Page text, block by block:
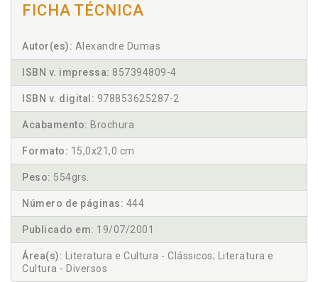
FICHA TÉCNICA
Autor(es): Alexandre Dumas
ISBN v. impressa: 857394809-4
ISBN v. digital: 978853625287-2
Acabamento: Brochura
Formato: 15,0x21,0 cm
Peso: 554grs.
Número de páginas: 444
Publicado em: 19/07/2001
Área(s): Literatura e Cultura - Clássicos; Literatura e
Cultura - Diversos